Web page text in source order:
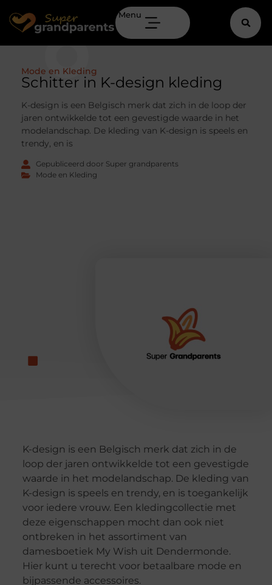
Menu
Mode en Kleding
Schitter in K-design kleding
K-design is een Belgisch merk dat zich in de loop der
jaren ontwikkelde tot een gevestigde waarde in het
modelandschap. De kleding van K-design is speels en
trendy, en is
Gepubliceerd door Super grandparents
Mode en Kleding
K-design is een Belgisch merk dat zich in de
loop der jaren ontwikkelde tot een gevestigde
waarde in het modelandschap. De kleding van
K-design is speels en trendy, en is toegankelijk
voor iedere vrouw. Een kledingcollectie met
deze eigenschappen mocht dan ook niet
ontbreken in het assortiment van
damesboetiek My Wish uit Dendermonde.
Hier kunt u terecht voor betaalbare mode en
bijpassende accessoires.